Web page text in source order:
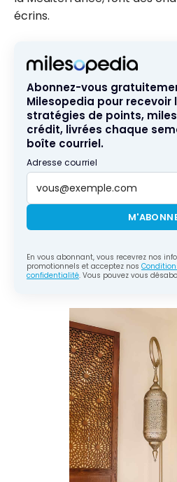
écrins.
Abonnez-vous
Milesopedia pour recevoir
stratégies de points,
crédit, livrées chaque
boîte courriel.
Adresse courriel
En vous abonnant, vous recevrez nos
promotionnels et acceptez nos
confidentialité. Vous pouvez vous